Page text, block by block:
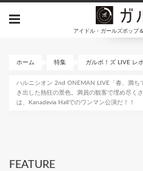
アイドル・ガールズポップ
ホーム 特集 ガルポ！ズ LIVE レ
ハルニシオン 2nd ONEMAN LIVE「春、満ち
き出した熱狂の景色。満員の観客で埋め尽く
は、Kanadevia Hallでのワンマン公演だ！！
FEATURE